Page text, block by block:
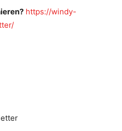
https://windy-